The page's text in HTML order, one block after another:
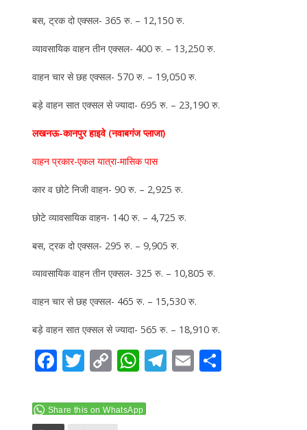
बस, ट्रक दो एक्सल- 365 रु. – 12,150 रु.
व्यावसायिक वाहन तीन एक्सल- 400 रु. – 13,250 रु.
वाहन चार से छह एक्सल- 570 रु. – 19,050 रु.
बड़े वाहन सात एक्सल से ज्यादा- 695 रु. – 23,190 रु.
लखनऊ-कानपुर हाइवे (नवाबगंज प्लाजा)
वाहन प्रकार-एकल यात्रा-मासिक पास
कार व छोटे निजी वाहन- 90 रु. – 2,925 रु.
छोटे व्यावसायिक वाहन- 140 रु. – 4,725 रु.
बस, ट्रक दो एक्सल- 295 रु. – 9,905 रु.
व्यावसायिक वाहन तीन एक्सल- 325 रु. – 10,805 रु.
वाहन चार से छह एक्सल- 465 रु. – 15,530 रु.
बड़े वाहन सात एक्सल से ज्यादा- 565 रु. – 18,910 रु.
F
e
T
itt
C
p
W
at
T E S
Share this on WhatsApp